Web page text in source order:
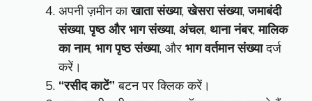
अपनी ज़मीन काखाता संख्या,खेसरा संख्या,जमाबंदी
संख्या,पृष्ठ और भाग संख्या, अंचल, थाना नंबर,मालिक
का नाम, भाग पृष्ठ संख्या, और भाग वर्तमान संख्यादर्ज
करें।
“रसीद काटें” बटन पर क्लिक करें।